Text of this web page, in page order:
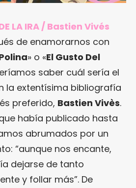
LA IRA / Bastien Vivés
de enamorarnos con
» o «El Gusto Del
saber cuál sería el
la extentísima bibliografía
preferido, Bastien Vivès.
había publicado hasta
abrumados por un
“aunque nos encante,
dejarse de tanto
y follar más”. De